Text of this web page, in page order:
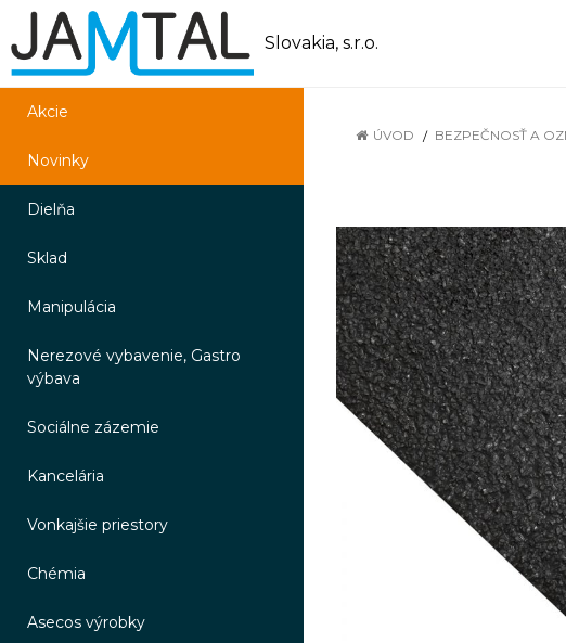
Slovakia, s.r.o.
Akcie
Novinky
Dielňa
Sklad
Manipulácia
Nerezové vybavenie, Gastro
výbava
Sociálne zázemie
Kancelária
Vonkajšie priestory
Chémia
Asecos výrobky
ÚVOD BEZPEČNOSŤ A